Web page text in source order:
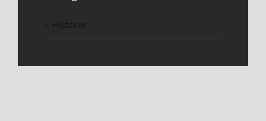
Historie